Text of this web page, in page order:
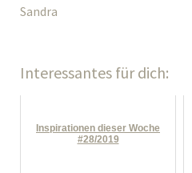
Sandra
Interessantes für dich:
Inspirationen dieser Woche
#28/2019